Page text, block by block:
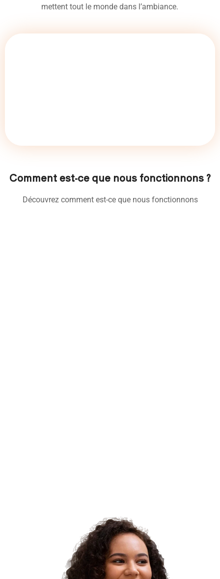
mettent tout le monde dans l’ambiance.
Comment est-ce que nous fonctionnons ?
Découvrez comment est-ce que nous fonctionnons